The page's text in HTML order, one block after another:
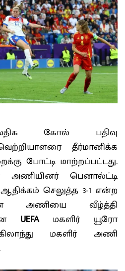
கோல் பதிவு
தீர்மானிக்க
போட்டி மாற்றப்பட்டது.
அணியினர் பெனால்ட்டி
செலுத்த 3-1 என்ற
அணியை வீழ்த்தி
UEFAமகளிர் யூரோ
மகளிர் அணி